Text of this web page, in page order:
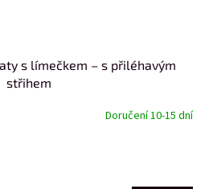
s límečkem – s přiléhavým
střihem
Doručení 10-15 dní